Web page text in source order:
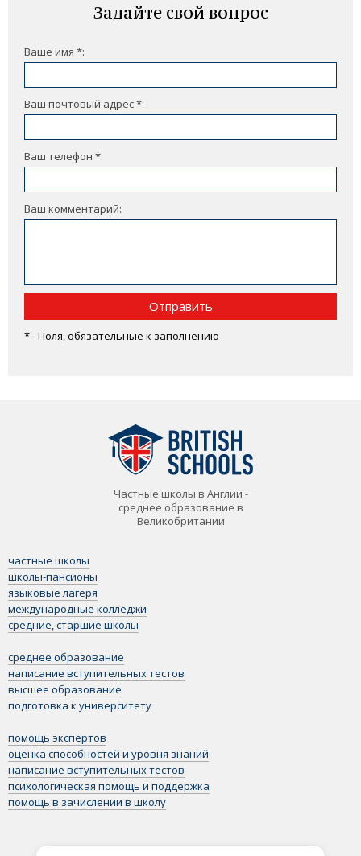
Задайте свой вопрос
Ваше имя *:
Ваш почтовый адрес *:
Ваш телефон *:
Ваш комментарий:
Отправить
* - Поля, обязательные к заполнению
Частные школы в Англии -
среднее образование в
Великобритании
частные школы
школы-пансионы
языковые лагеря
международные колледжи
средние, старшие школы
среднее образование
написание вступительных тестов
высшее образование
подготовка к университету
помощь экспертов
оценка способностей и уровня знаний
написание вступительных тестов
психологическая помощь и поддержка
помощь в зачислении в школу